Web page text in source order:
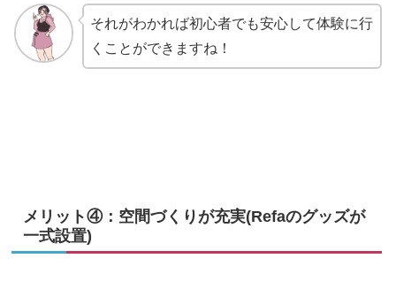
それがわかれば初心者でも安心して体験に行
くことができますね！
メリット④：空間づくりが充実(Refaのグッズが
一式設置)